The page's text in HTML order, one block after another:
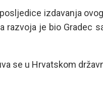
izdavanja
razvoja je bio Gradec
se u Hrvatskom